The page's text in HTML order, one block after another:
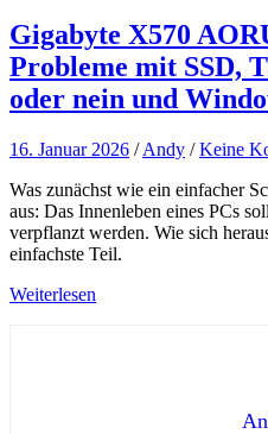
Gigabyte X570
Probleme mit SSD,
oder nein und
16. Januar 2026 /Andy /Keine
Was zunächst wie ein einfacher
aus: Das Innenleben eines PCs
verpflanzt werden. Wie sich
einfachste Teil.
Weiterlesen